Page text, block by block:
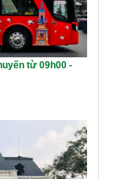
từ 09h00 -